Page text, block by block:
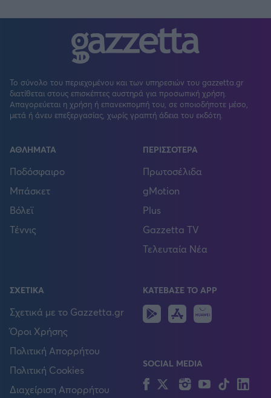
Το σύνολο του περιεχομένου και των υπηρεσιών του gazzetta.gr
διατίθεται στους επισκέπτες αυστηρά για προσωπική χρήση.
Απαγορεύεται η χρήση ή επανεκπομπή του, σε οποιοδήποτε μέσο,
μετά ή άνευ επεξεργασίας, χωρίς γραπτή άδεια του εκδότη.
ΑΘΛΗΜΑΤΑ
Ποδόσφαιρο
Μπάσκετ
Βόλεϊ
Τέννις
ΠΕΡΙΣΣΟΤΕΡΑ
Πρωτοσέλιδα
gMotion
Plus
Gazzetta TV
Τελευταία Νέα
ΣΧΕΤΙΚΑ
Σχετικά με το Gazzetta.gr
Όροι Χρήσης
Πολιτική Απορρήτου
Πολιτική Cookies
Διαχείριση Απορρήτου
ΚΑΤΕΒΑΣΕ ΤΟ APP
Android
IOS
SOCIAL MEDIA
FacebookTwitterInstagram
YouTubeTikTok